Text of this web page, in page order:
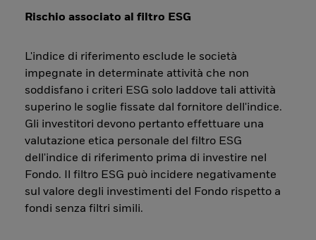
Rischio associato al filtro ESG
L'indice di riferimento esclude le società
impegnate in determinate attività che non
soddisfano i criteri ESG solo laddove tali attività
superino le soglie fissate dal fornitore dell'indice.
Gli investitori devono pertanto effettuare una
valutazione etica personale del filtro ESG
dell'indice di riferimento prima di investire nel
Fondo. Il filtro ESG può incidere negativamente
sul valore degli investimenti del Fondo rispetto a
fondi senza filtri simili.